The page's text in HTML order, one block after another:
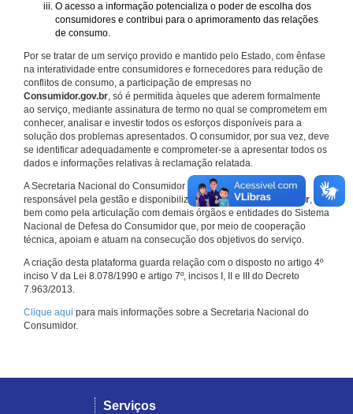
O acesso a informação potencializa o poder de escolha dos
consumidores e contribui para o aprimoramento das relações
de consumo.
Por se tratar de um serviço provido e mantido pelo Estado, com ênfase
na interatividade entre consumidores e fornecedores para redução de
conflitos de consumo, a participação de empresas no
Consumidor.gov.br, só é permitida àqueles que aderem formalmente
ao serviço, mediante assinatura de termo no qual se comprometem em
conhecer, analisar e investir todos os esforços disponíveis para a
solução dos problemas apresentados. O consumidor, por sua vez, deve
se identificar adequadamente e comprometer-se a apresentar todos os
dados e informações relativas à reclamação relatada.
A Secretaria Nacional do Consumidor do Ministério da Justiça é a
responsável pela gestão e disponibilização doConsumidor.gov.br,
bem como pela articulação com demais órgãos e entidades do Sistema
Nacional de Defesa do Consumidor que, por meio de cooperação
técnica, apoiam e atuam na consecução dos objetivos do serviço.
A criação desta plataforma guarda relação com o disposto no artigo 4º
inciso V da Lei 8.078/1990 e artigo 7º, incisos I, II e III do Decreto
7.963/2013.
Clique aqui para mais informações sobre a Secretaria Nacional do
Consumidor.
Serviços